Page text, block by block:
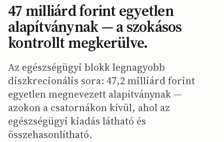
47 milliárd forint egyetlen
alapítványnak — a szokásos
kontrollt megkerülve.
Az egészségügyi blokk legnagyobb
diszkrecionális sora: 47,2 milliárd forint
egyetlen megnevezett alapítványnak —
azokon a csatornákon kívül, ahol az
egészségügyi kiadás látható és
összehasonlítható.